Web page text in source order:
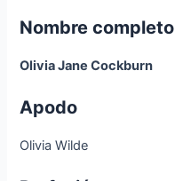
Nombre completo
Olivia Jane Cockburn
Apodo
Olivia Wilde